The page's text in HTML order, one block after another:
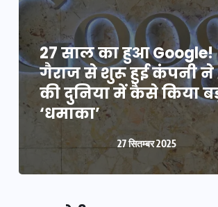
27 साल का हुआ Google!
गैराज से शुरू हुई कंपनी ने
की दुनिया में कैसे किया
‘धमाका’
27 सितम्बर 2025